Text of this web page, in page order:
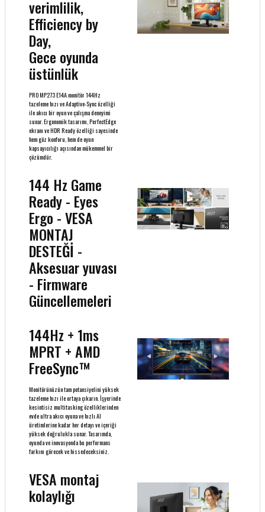
verimlilik,
Efficiency by
Day,
Gece oyunda
üstünlük
PRO MP273 E14A monitör 144Hz
tazeleme hızı ve Adaptive-Sync özelliği
ile akıcı bir oyun ve çalışma deneyimi
sunar. Ergonomik tasarımı, PerfectEdge
ekranı ve HDR Ready özelliği sayesinde
hem göz konforu, hem de oyun
kapsayıcılığı açısından mükemmel bir
çözümdür.
144 Hz Game
Ready - Eyes
Ergo - VESA
MONTAJ
DESTEĞİ -
Aksesuar yuvası
- Firmware
Güncellemeleri
144Hz + 1ms
MPRT + AMD
FreeSync™
Monitörünüzün tam potansiyelini yüksek
tazeleme hızı ile ortaya çıkarın. İşyerinde
kesintisiz multitasking özelliklerinden
evde ultra akıcı oyuna ve hızlı AI
üretimlerine kadar her detayı ve içeriği
yüksek doğrulukla sunar. Tasarımda,
oyunda ve inovasyonda bu performans
farkını görecek ve hissedeceksiniz.
VESA montaj
kolaylığı